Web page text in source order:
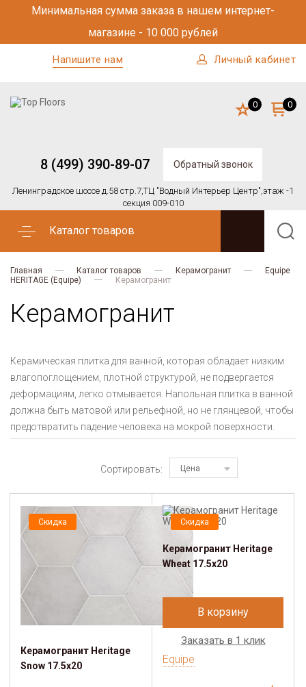
Минимальная сумма заказа в нашем интернет-
магазине - 10 000 рублей
Напишите нам Личный кабинет
8 (499) 390-89-07 Обратный звонок
Ленинградское шоссе д.58 стр.7,ТЦ "Водный Интерьер Центр",этаж -1
секция 009-010
0 0
Каталог товаров
Главная Каталог товаров Керамогранит
Equipe
HERITAGE (Equipe)
Керамогранит
Керамогранит
Керамическая плитка для ванной, которая обладает низким
влагопоглощением, плотной структурой, не подвергается
деформациям, легко отмывается. Напольная плитка в ванной
должна быть матовой или рельефной, но не глянцевой, чтобы
предотвратить падение человека на мокрой поверхности.
Сортировать: Цена
Скидка
Керамогранит Heritage
Snow 17.5х20
Скидка
Керамогранит Heritage
Wheat 17.5х20
В корзину
Заказать в 1 клик
Equipe